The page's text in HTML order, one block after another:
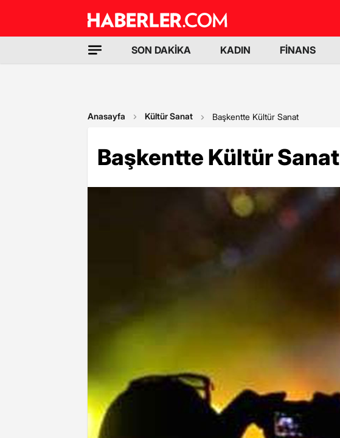
SON DAKİKA KADIN FİNANS
Anasayfa Kültür Sanat Başkentte Kültür Sanat
Başkentte Kültür Sanat